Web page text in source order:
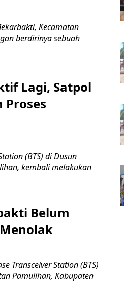
Kecamatan
berdirinya sebuah
Lagi, Satpol
Proses
(BTS) di Dusun
kembali melakukan
Belum
Transceiver Station (BTS)
Pamulihan, Kabupaten